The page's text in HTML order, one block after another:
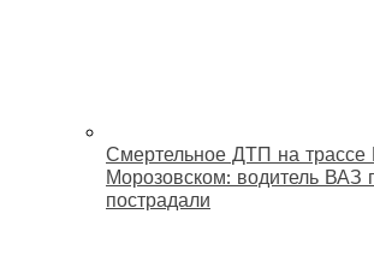
Смертельное ДТП на трассе
Морозовском: водитель ВАЗ
пострадали